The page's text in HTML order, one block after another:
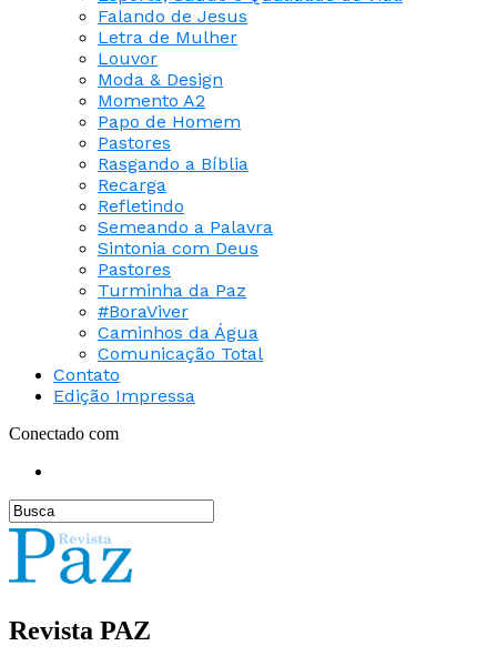
Falando de Jesus
Letra de Mulher
Louvor
Moda & Design
Momento A2
Papo de Homem
Pastores
Rasgando a Bíblia
Recarga
Refletindo
Semeando a Palavra
Sintonia com Deus
Pastores
Turminha da Paz
#BoraViver
Caminhos da Água
Comunicação Total
Contato
Edição Impressa
Conectado com
Revista PAZ